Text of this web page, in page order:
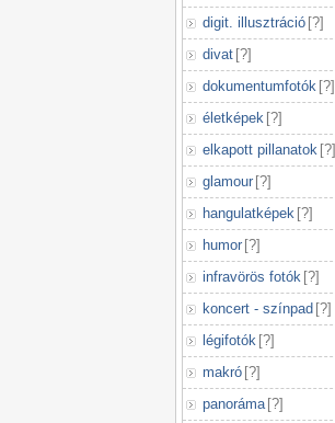
digit. illusztráció [?]
divat [?]
dokumentumfotók [?]
életképek [?]
elkapott pillanatok [?]
glamour [?]
hangulatképek [?]
humor [?]
infravörös fotók [?]
koncert - színpad [?]
légifotók [?]
makró [?]
panoráma [?]